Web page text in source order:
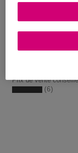
DIOR
Mattifying Invisible
Prix de vente
6